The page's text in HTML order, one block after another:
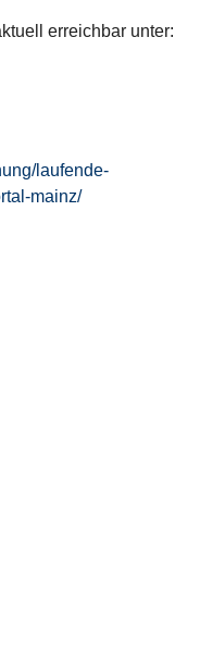
erreichbar unter:
laufende-
mainz/